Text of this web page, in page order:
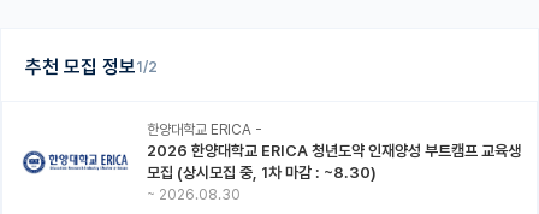
추천 모집 정보1/2
한양대학교 ERICA -
2026 한양대학교 ERICA 청년도약 인재양성 부트캠프 교육생
모집 (상시모집 중, 1차 마감 : ~8.30)
~ 2026.08.30